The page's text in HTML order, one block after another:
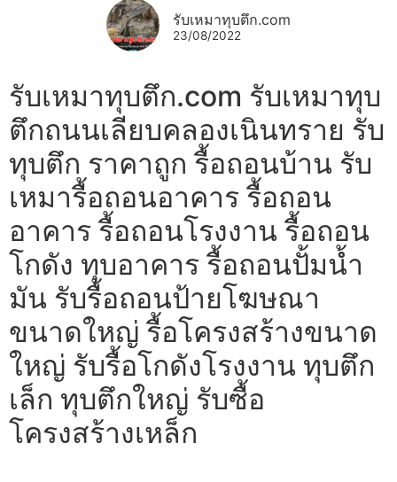
รับเหมาทุบตึก.com
23/08/2022
รับเหมาทุบตึก.com รับเหมาทุบ
ตึกถนนเลียบคลองเนินทราย รับ
ทุบตึก ราคาถูก รื้อถอนบ้าน รับ
เหมารื้อถอนอาคาร รื้อถอน
อาคาร รื้อถอนโรงงาน รื้อถอน
โกดัง ทุบอาคาร รื้อถอนปั้มน้ำ
มัน รับรื้อถอนป้ายโฆษณา
ขนาดใหญ่ รื้อโครงสร้างขนาด
ใหญ่ รับรื้อโกดังโรงงาน ทุบตึก
เล็ก ทุบตึกใหญ่ รับซื้อ
โครงสร้างเหล็ก